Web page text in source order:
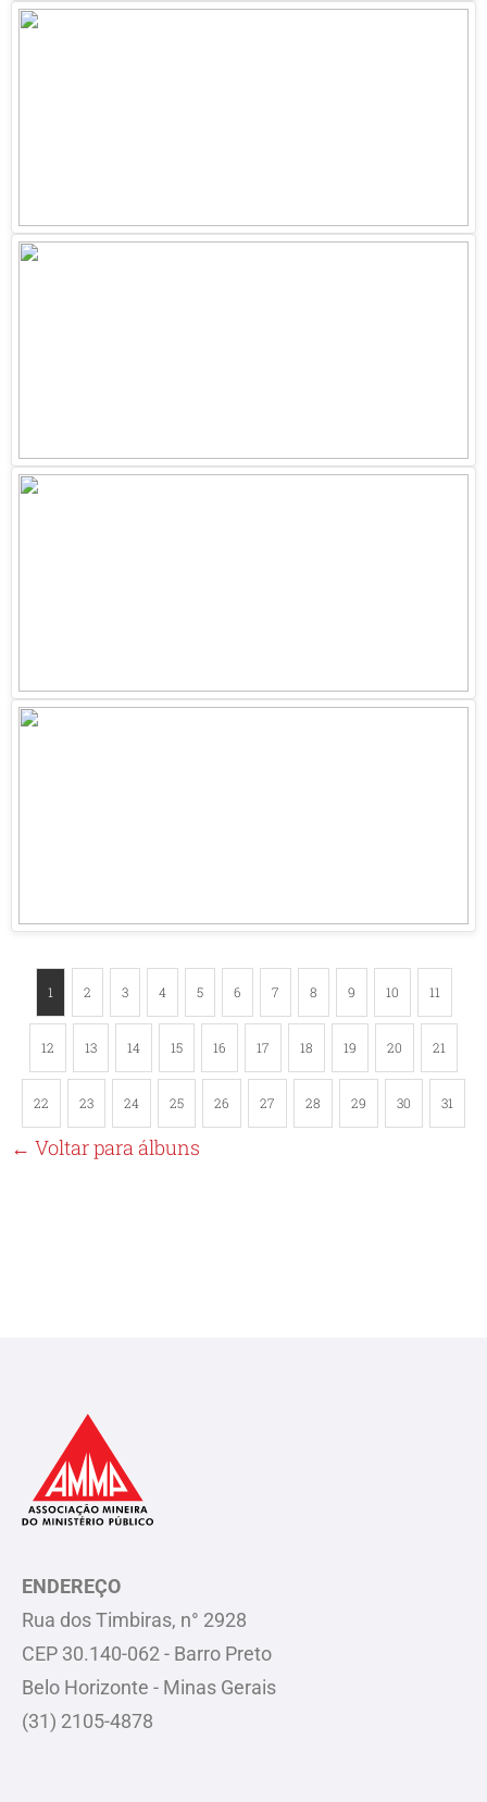
1 2 3 4 5 6 7 8 9 10 11
12 13 14 15 16 17 18 19 20 21
22 23 24 25 26 27 28 29 30 31
← Voltar para álbuns
ENDEREÇO
Rua dos Timbiras, n° 2928
CEP 30.140-062 - Barro Preto
Belo Horizonte - Minas Gerais
(31) 2105-4878